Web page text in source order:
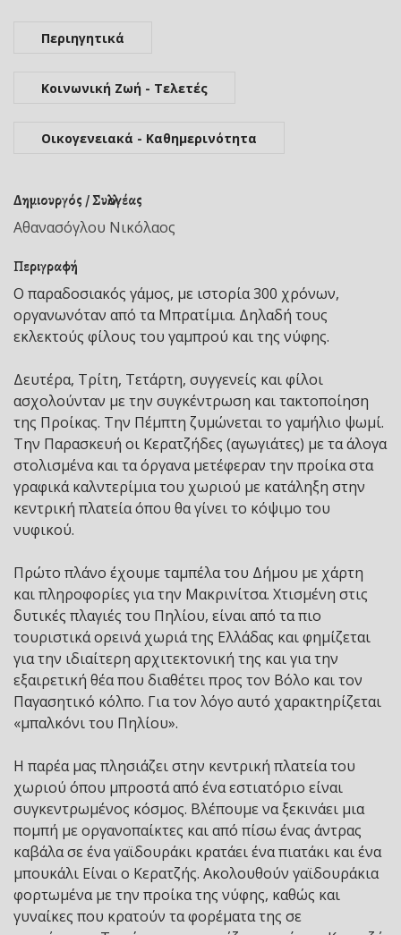
Περιηγητικά
Κοινωνική Ζωή - Τελετές
Οικογενειακά - Καθημερινότητα
Δημιουργός / Συλλογέας
Αθανασόγλου Νικόλαος
Περιγραφή
Ο παραδοσιακός γάμος, με ιστορία 300 χρόνων,
οργανωνόταν από τα Μπρατίμια. Δηλαδή τους
εκλεκτούς φίλους του γαμπρού και της νύφης.
Δευτέρα, Τρίτη, Τετάρτη, συγγενείς και φίλοι
ασχολούνταν με την συγκέντρωση και τακτοποίηση
της Προίκας. Την Πέμπτη ζυμώνεται το γαμήλιο ψωμί.
Την Παρασκευή οι Κερατζήδες (αγωγιάτες) με τα άλογα
στολισμένα και τα όργανα μετέφεραν την προίκα στα
γραφικά καλντερίμια του χωριού με κατάληξη στην
κεντρική πλατεία όπου θα γίνει το κόψιμο του
νυφικού.
Πρώτο πλάνο έχουμε ταμπέλα του Δήμου με χάρτη
και πληροφορίες για την Μακρινίτσα. Χτισμένη στις
δυτικές πλαγιές του Πηλίου, είναι από τα πιο
τουριστικά ορεινά χωριά της Ελλάδας και φημίζεται
για την ιδιαίτερη αρχιτεκτονική της και για την
εξαιρετική θέα που διαθέτει προς τον Βόλο και τον
Παγασητικό κόλπο. Για τον λόγο αυτό χαρακτηρίζεται
«μπαλκόνι του Πηλίου».
Η παρέα μας πλησιάζει στην κεντρική πλατεία του
χωριού όπου μπροστά από ένα εστιατόριο είναι
συγκεντρωμένος κόσμος. Βλέπουμε να ξεκινάει μια
πομπή με οργανοπαίκτες και από πίσω ένας άντρας
καβάλα σε ένα γαϊδουράκι κρατάει ένα πιατάκι και ένα
μπουκάλι Είναι ο Κερατζής. Ακολουθούν γαϊδουράκια
φορτωμένα με την προίκα της νύφης, καθώς και
γυναίκες που κρατούν τα φορέματα της σε